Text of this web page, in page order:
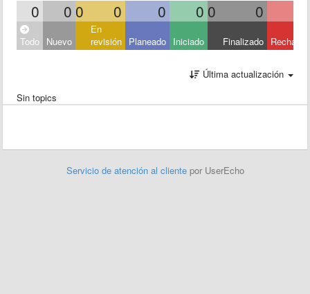
0 0 0 0 0 0 0 0
Todo Nuevo
En
revisión Planeado Iniciado Finalizado
Última actualización
Sin topics
Servicio de atención al cliente por UserEcho